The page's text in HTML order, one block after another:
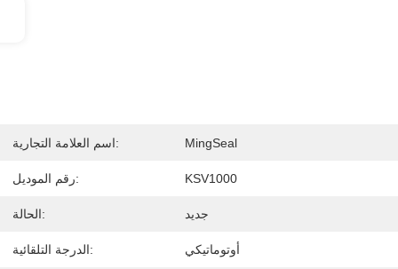
اسم العلامة التجارية: MingSeal
رقم الموديل: KSV1000
الحالة: جديد
الدرجة التلقائية: أوتوماتيكي